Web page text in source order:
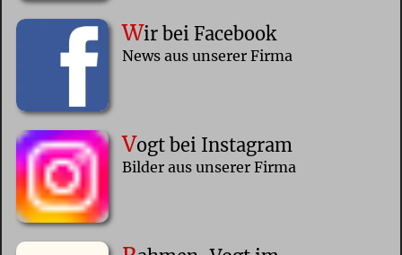
Wir bei Facebook
News aus unserer Firma
Vogt bei Instagram
Bilder aus unserer Firma